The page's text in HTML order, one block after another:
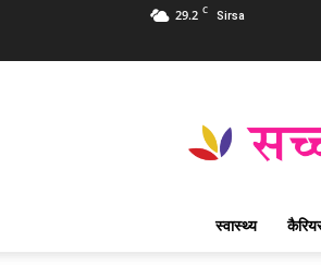
29.2 C Sirsa
स्वास्थ्य